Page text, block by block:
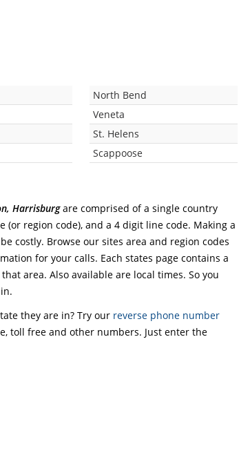
North Bend
Veneta
St. Helens
Scappoose
Harrisburgare comprised of a single country
(or region code), and a 4 digit line code. Making a
costly. Browse our sites area and region codes
for your calls. Each states page contains a
area. Also available are local times. So you
they are in? Try our reverse phone number
toll free and other numbers. Just enter the